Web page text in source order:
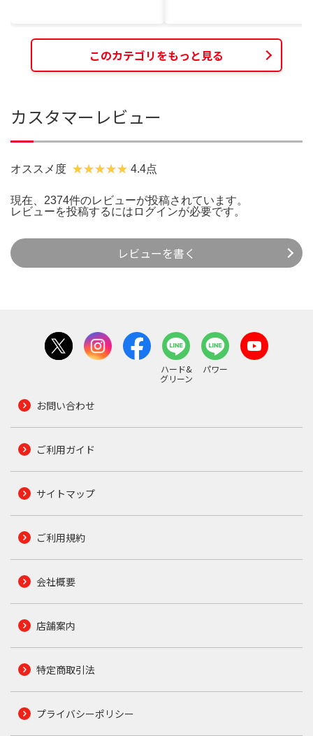
このカテゴリをもっと見る
カスタマーレビュー
オススメ度 4.4点
現在、2374件のレビューが投稿されています。
レビューを投稿するには ログインが必要です。
レビューを書く
ハード&
グリーン
パワー
お問い合わせ
ご利用ガイド
サイトマップ
ご利用規約
会社概要
店舗案内
特定商取引法
プライバシーポリシー